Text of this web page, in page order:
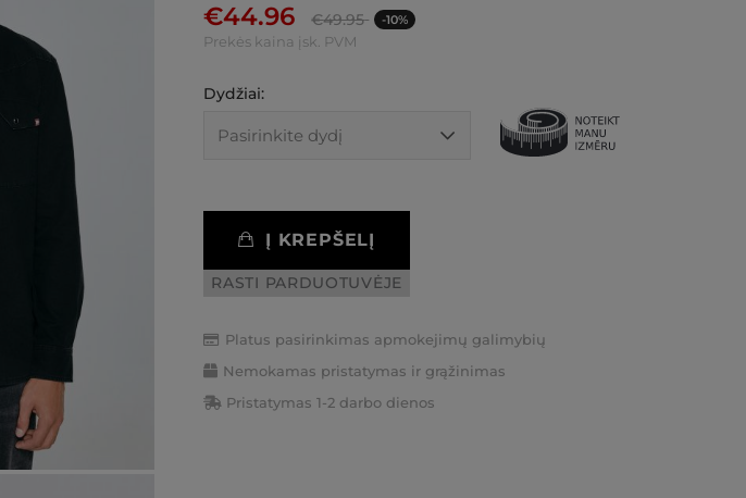
€44.96 €49.95 -10%
Prekės kaina įsk. PVM
Dydžiai:
Į KREPŠELĮ
RASTI PARDUOTUVĖJE
Platus pasirinkimas apmokejimų galimybių
Nemokamas pristatymas ir grąžinimas
Pristatymas 1-2 darbo dienos